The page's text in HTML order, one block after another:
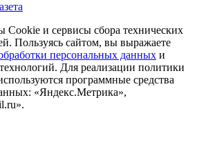
Cookie и сервисы сбора технических
Пользуясь сайтом, вы выражаете
персональных данных и
Для реализации политики
программные средства
«Яндекс.Метрика»,